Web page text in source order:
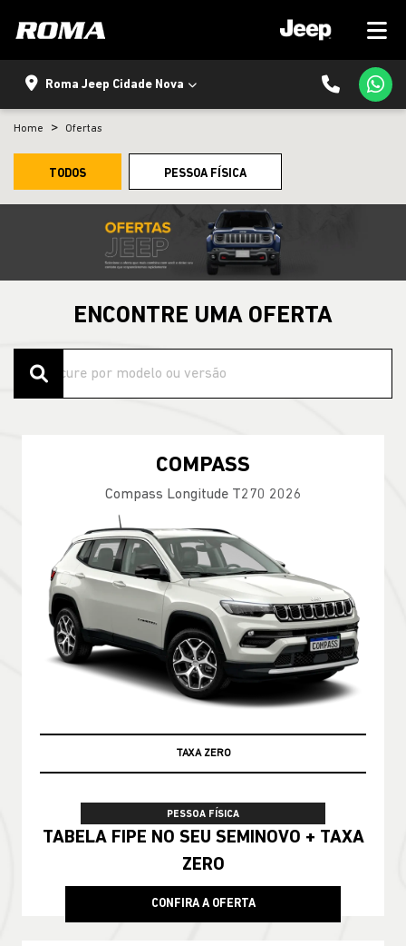
Roma Jeep Cidade Nova
Home Ofertas
TODOS PESSOA FÍSICA
ENCONTRE UMA OFERTA
COMPASS
Compass Longitude T270 2026
TAXA ZERO
PESSOA FÍSICA
TABELA FIPE NO SEU SEMINOVO + TAXA
ZERO
CONFIRA A OFERTA